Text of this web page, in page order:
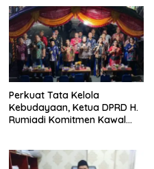
Perkuat Tata Kelola
Kebudayaan, Ketua DPRD H.
Rumiadi Komitmen Kawal